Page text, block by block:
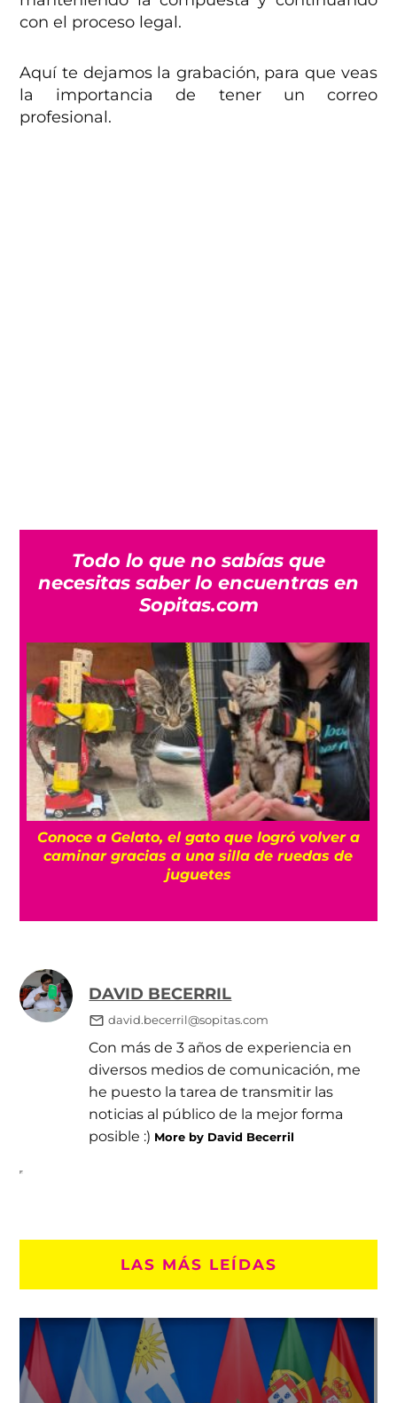
con el proceso legal.
Aquí te dejamos la grabación, para que veas
la importancia de tener un correo
profesional.
Todo lo que no sabías que
necesitas saber lo encuentras en
Sopitas.com
Conoce a Gelato, el gato que logró volver a
caminar gracias a una silla de ruedas de
juguetes
DAVID BECERRIL
david.becerril@sopitas.com
Con más de 3 años de experiencia en
diversos medios de comunicación, me
he puesto la tarea de transmitir las
noticias al público de la mejor forma
posible :) More by David Becerril
LAS MÁS LEÍDAS